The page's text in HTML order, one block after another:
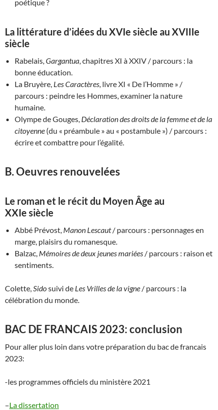
poétique ?
La littérature d’idées du XVIe siècle au XVIIIe
siècle
Rabelais, Gargantua , chapitres XI à XXIV / parcours : la
bonne éducation.
La Bruyère, Les Caractères , livre XI « De l’Homme » /
parcours : peindre les Hommes, examiner la nature
humaine.
Olympe de Gouges, Déclaration des droits de la femme et de la
citoyenne (du « préambule » au « postambule ») / parcours :
écrire et combattre pour l’égalité.
B. Oeuvres renouvelées
Le roman et le récit du Moyen Âge au
XXIe siècle
Abbé Prévost, Manon Lescaut/ parcours : personnages en
marge, plaisirs du romanesque.
Balzac, Mémoires de deux jeunes mariées / parcours : raison et
sentiments.
Colette, Sidosuivi de Les Vrilles de la vigne / parcours : la
célébration du monde.
BAC DE FRANCAIS 2023: conclusion
Pour aller plus loin dans votre préparation du bac de francais
2023:
-les programmes officiels du ministère 2021
–La dissertation